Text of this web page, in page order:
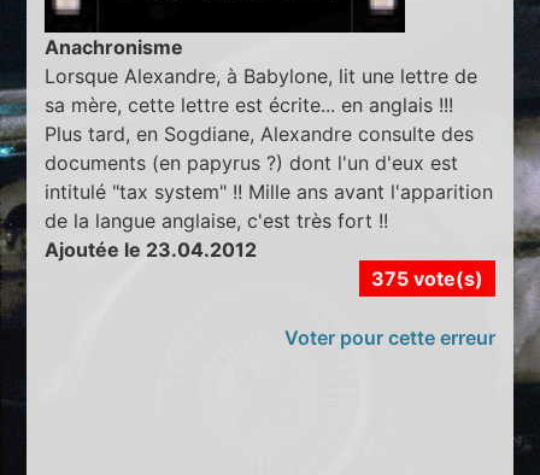
Anachronisme
Lorsque Alexandre, à Babylone, lit une lettre de
sa mère, cette lettre est écrite... en anglais !!!
Plus tard, en Sogdiane, Alexandre consulte des
documents (en papyrus ?) dont l'un d'eux est
intitulé "tax system" !! Mille ans avant l'apparition
de la langue anglaise, c'est très fort !!
Ajoutée le 23.04.2012
375 vote(s)
Voter pour cette erreur